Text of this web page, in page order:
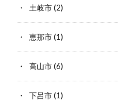
土岐市(2)
恵那市(1)
高山市(6)
下呂市(1)